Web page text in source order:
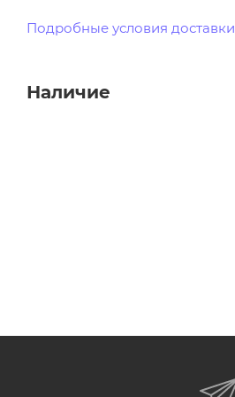
Подробные условия доставки
Наличие